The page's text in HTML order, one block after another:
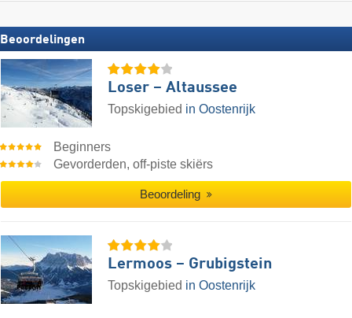
Beoordelingen
Loser – Altaussee
Topskigebied in Oostenrijk
Beginners
Gevorderden, off-piste skiërs
Beoordeling
Lermoos – Grubigstein
Topskigebied in Oostenrijk